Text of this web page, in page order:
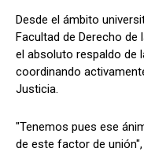
Desde el ámbito
Facultad de Derecho de
el absoluto respaldo de
coordinando
Justicia.
"Tenemos pues ese
de este factor de